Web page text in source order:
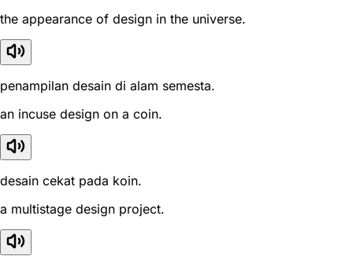
the appearance of design in the universe.
penampilan desain di alam semesta.
an incuse design on a coin.
desain cekat pada koin.
a multistage design project.